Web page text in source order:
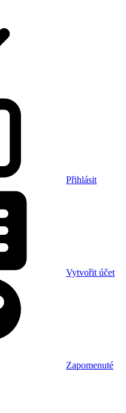
Přihlásit
Vytvořit účet
Zapomenuté